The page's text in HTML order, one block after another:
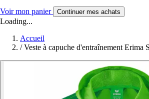
Voir mon panier Continuer mes achats
Loading...
Accueil
/ Veste à capuche d'entraînement Erima